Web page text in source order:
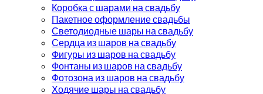
Коробка с шарами на свадьбу
Пакетное оформление свадьбы
Светодиодные шары на свадьбу
Сердца из шаров на свадьбу
Фигуры из шаров на свадьбу
Фонтаны из шаров на свадьбу
Фотозона из шаров на свадьбу
Ходячие шары на свадьбу